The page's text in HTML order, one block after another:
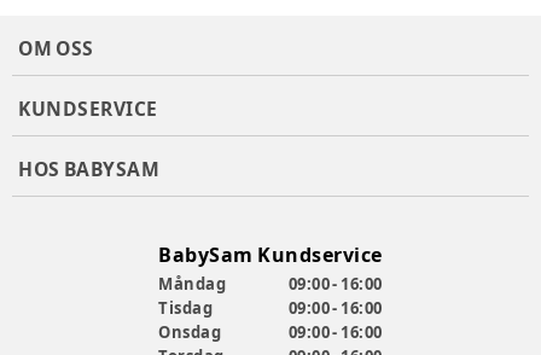
OM OSS
KUNDSERVICE
HOS BABYSAM
BabySam Kundservice
Måndag
09:00 - 16:00
Tisdag
09:00 - 16:00
Onsdag
09:00 - 16:00